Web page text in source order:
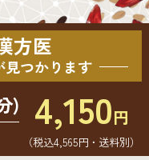
方医
見つかります
) 4,150円
（税込4,565円・送料別）